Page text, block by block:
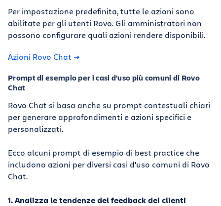
Per impostazione predefinita, tutte le azioni sono
abilitate per gli utenti Rovo. Gli amministratori non
possono configurare quali azioni rendere disponibili.
Azioni Rovo Chat
Prompt di esempio per i casi d'uso più comuni di Rovo
Chat
Rovo Chat si basa anche su prompt contestuali chiari
per generare approfondimenti e azioni specifici e
personalizzati.
Ecco alcuni prompt di esempio di best practice che
includono azioni per diversi casi d'uso comuni di Rovo
Chat.
1. Analizza le tendenze del feedback dei clienti